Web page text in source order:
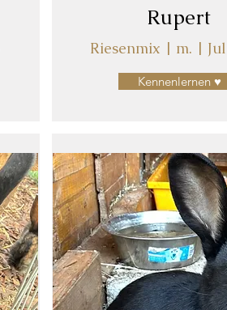
Rupert
Riesenmix | m. |
Kennenlernen ♥